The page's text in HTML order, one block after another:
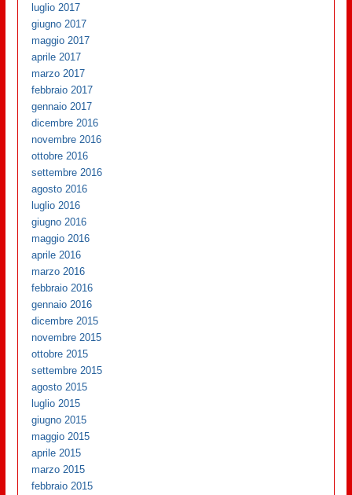
luglio 2017
giugno 2017
maggio 2017
aprile 2017
marzo 2017
febbraio 2017
gennaio 2017
dicembre 2016
novembre 2016
ottobre 2016
settembre 2016
agosto 2016
luglio 2016
giugno 2016
maggio 2016
aprile 2016
marzo 2016
febbraio 2016
gennaio 2016
dicembre 2015
novembre 2015
ottobre 2015
settembre 2015
agosto 2015
luglio 2015
giugno 2015
maggio 2015
aprile 2015
marzo 2015
febbraio 2015